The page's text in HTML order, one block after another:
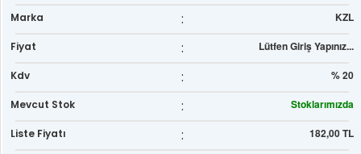
Marka : KZL
Fiyat : Lütfen Giriş Yapınız...
Kdv : % 20
Mevcut Stok : Stoklarımızda
Liste Fiyatı : 182,00 TL